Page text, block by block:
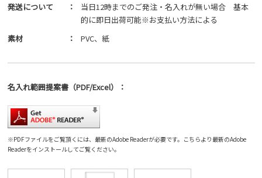
発送について
：
当日12時までのご発注・名入れが無い場合 基本
的に即日出荷可能※お支払い方法による
素材
： PVC、紙
名入れ範囲提案書（PDF/Excel） ：
※PDFファイルをご覧頂くには、最新のAdobe Readerが必要です。 こちらより最新のAdobe
Readerをインストールしてご覧ください。